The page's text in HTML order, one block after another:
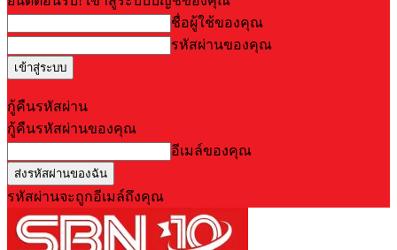
ชื่อผู้ใช้ของคุณ
รหัสผ่านของคุณ
กู้คืนรหัสผ่าน
กู้คืนรหัสผ่านของคุณ
อีเมล์ของคุณ
รหัสผ่านจะถูกอีเมล์ถึงคุณ